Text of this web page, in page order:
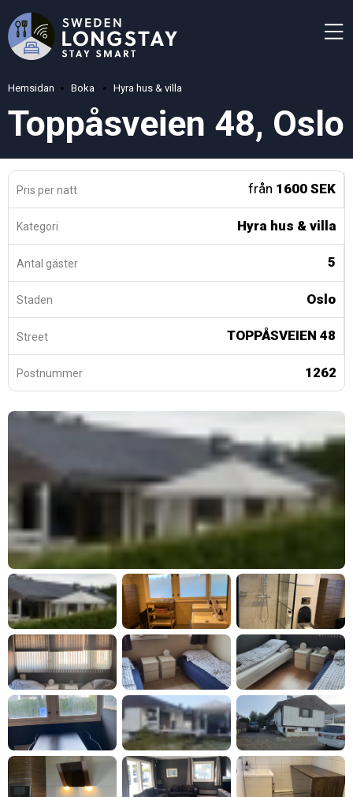
Hemsidan Boka Hyra hus & villa
Toppåsveien 48, Oslo
Pris per natt från 1600 SEK
Kategori Hyra hus & villa
Antal gäster 5
Staden Oslo
Street TOPPÅSVEIEN 48
Postnummer 1262